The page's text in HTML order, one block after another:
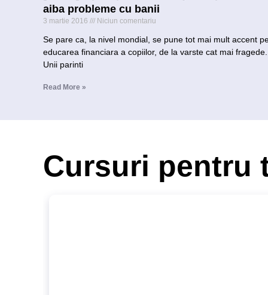
aiba probleme cu banii
3 martie 2016 Niciun comentariu
Se pare ca, la nivel mondial, se pune tot mai mult accent
educarea financiara a copiilor, de la varste cat mai fragede.
Unii parinti
Read More »
Cursuri pentru